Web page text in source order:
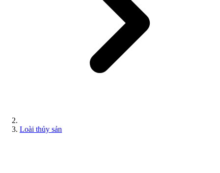
Loài thủy sản